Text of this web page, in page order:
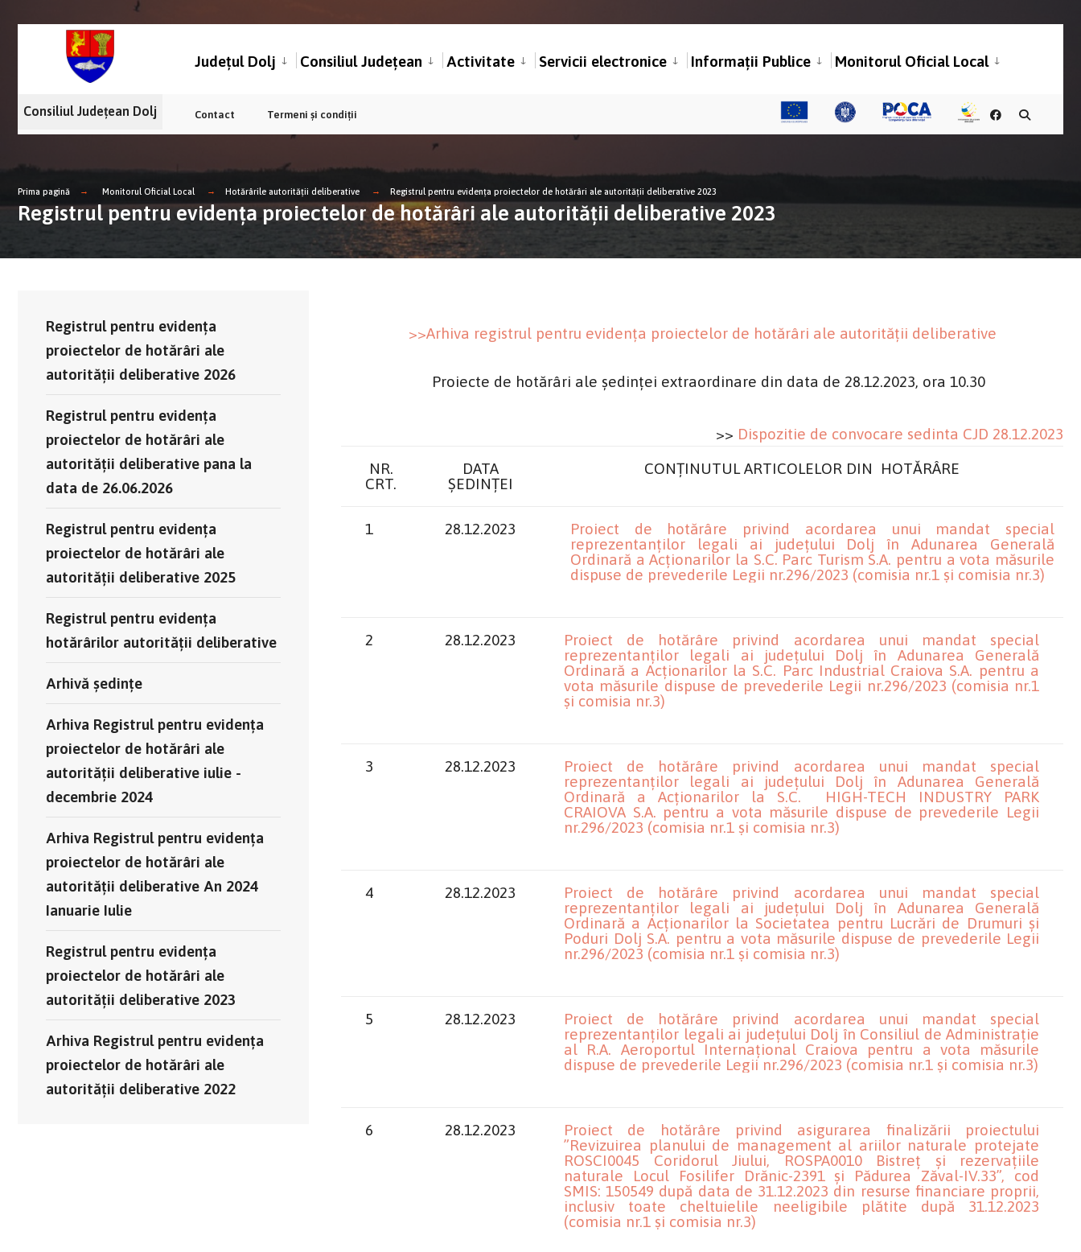
Județul Dolj Consiliul Județean Activitate Servicii electronice Informații Publice Monitorul Oficial Local
Consiliul Județean Dolj Contact Termeni și condiții
Prima pagină Monitorul Oficial Local Hotărârile autorității deliberative Registrul pentru evidența proiectelor de hotărâri ale autorității deliberative 2023
Registrul pentru evidența proiectelor de hotărâri ale autorității deliberative 2023
>>Arhiva registrul pentru evidența proiectelor de hotărâri ale autorității deliberative
Proiecte de hotărâri ale ședinței extraordinare din data de 28.12.2023, ora 10.30
>> Dispozitie de convocare sedinta CJD 28.12.2023
NR.
CRT.
DATA
ȘEDINȚEI
CONȚINUTUL ARTICOLELOR DIN HOTĂRÂRE
1 28.12.2023
Proiect de hotărâre privind acordarea unui mandat special
reprezentanților legali ai județului Dolj în Adunarea Generală
Ordinară a Acționarilor la S.C. Parc Turism S.A. pentru a vota măsurile
dispuse de prevederile Legii nr.296/2023 (comisia nr.1 și comisia nr.3)
2 28.12.2023
Proiect de hotărâre privind acordarea unui mandat special
reprezentanților legali ai județului Dolj în Adunarea Generală
Ordinară a Acționarilor la S.C. Parc Industrial Craiova S.A. pentru a
vota măsurile dispuse de prevederile Legii nr.296/2023 (comisia nr.1
și comisia nr.3)
3 28.12.2023
Proiect de hotărâre privind acordarea unui mandat special
reprezentanților legali ai județului Dolj în Adunarea Generală
Ordinară a Acționarilor la S.C. HIGH-TECH INDUSTRY PARK
CRAIOVA S.A. pentru a vota măsurile dispuse de prevederile Legii
nr.296/2023 (comisia nr.1 și comisia nr.3)
4 28.12.2023
Proiect de hotărâre privind acordarea unui mandat special
reprezentanților legali ai județului Dolj în Adunarea Generală
Ordinară a Acționarilor la Societatea pentru Lucrări de Drumuri și
Poduri Dolj S.A. pentru a vota măsurile dispuse de prevederile Legii
nr.296/2023 (comisia nr.1 și comisia nr.3)
5 28.12.2023
Proiect de hotărâre privind acordarea unui mandat special
reprezentanților legali ai județului Dolj în Consiliul de Administrație
al R.A. Aeroportul Internațional Craiova pentru a vota măsurile
dispuse de prevederile Legii nr.296/2023 (comisia nr.1 și comisia nr.3)
6 28.12.2023
Proiect de hotărâre privind asigurarea finalizării proiectului
”Revizuirea planului de management al ariilor naturale protejate
ROSCI0045 Coridorul Jiului, ROSPA0010 Bistreț și rezervațiile
naturale Locul Fosilifer Drănic-2391 și Pădurea Zăval-IV.33”, cod
SMIS: 150549 după data de 31.12.2023 din resurse financiare proprii,
inclusiv toate cheltuielile neeligibile plătite după 31.12.2023
(comisia nr.1 și comisia nr.3)
Registrul pentru evidența
proiectelor de hotărâri ale
autorității deliberative 2026
Registrul pentru evidența
proiectelor de hotărâri ale
autorității deliberative pana la
data de 26.06.2026
Registrul pentru evidența
proiectelor de hotărâri ale
autorității deliberative 2025
Registrul pentru evidența
hotărârilor autorității deliberative
Arhivă ședințe
Arhiva Registrul pentru evidența
proiectelor de hotărâri ale
autorității deliberative iulie -
decembrie 2024
Arhiva Registrul pentru evidența
proiectelor de hotărâri ale
autorității deliberative An 2024
Ianuarie Iulie
Registrul pentru evidența
proiectelor de hotărâri ale
autorității deliberative 2023
Arhiva Registrul pentru evidența
proiectelor de hotărâri ale
autorității deliberative 2022